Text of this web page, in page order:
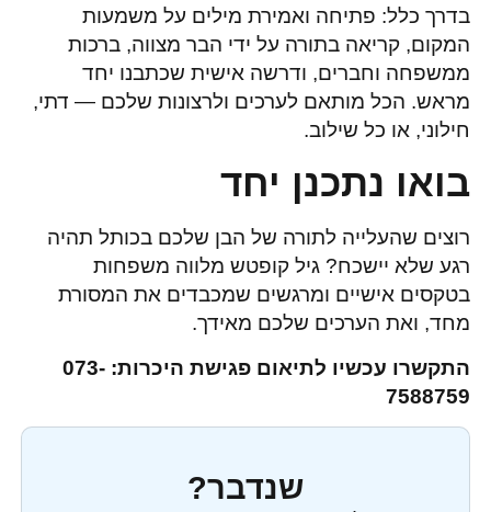
בדרך כלל: פתיחה ואמירת מילים על משמעות
המקום, קריאה בתורה על ידי הבר מצווה, ברכות
ממשפחה וחברים, ודרשה אישית שכתבנו יחד
מראש. הכל מותאם לערכים ולרצונות שלכם — דתי,
חילוני, או כל שילוב.
בואו נתכנן יחד
רוצים שהעלייה לתורה של הבן שלכם בכותל תהיה
רגע שלא יישכח? גיל קופטש מלווה משפחות
בטקסים אישיים ומרגשים שמכבדים את המסורת
מחד, ואת הערכים שלכם מאידך.
התקשרו עכשיו לתיאום פגישת היכרות: 073-
7588759
שנדבר?